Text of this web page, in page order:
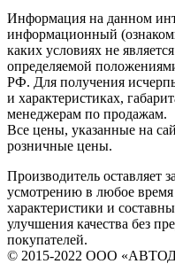
Информация на данном
информационный
каких условиях не
определяемой
РФ. Для получения
и характеристиках,
менеджерам по продажам.
Все цены, указанные на
розничные цены.
Производитель оставляет
усмотрению в любое время
характеристики и
улучшения качества без
покупателей.
© 2015-2022 ООО